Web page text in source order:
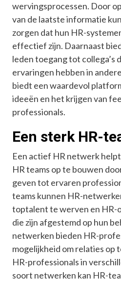
wervingsprocessen. Door
van de laatste informatie
zorgen dat hun HR-
effectief zijn. Daarnaast
leden toegang tot collega’s
ervaringen hebben in
biedt een waardevol
ideeën en het krijgen van
professionals.
Een sterk HR-
Een actief HR netwerk
HR teams op te bouwen
geven tot ervaren
teams kunnen HR-
toptalent te werven en HR-
die zijn afgestemd op hun
netwerken bieden HR-
mogelijkheid om relaties op
HR-professionals in
soort netwerken kan HR-